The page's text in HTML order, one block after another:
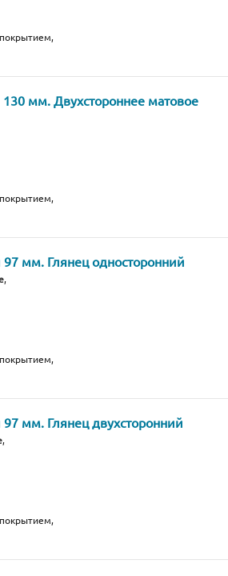
мм. Двухстороннее матовое
мм. Глянец односторонний
,
мм. Глянец двухсторонний
,